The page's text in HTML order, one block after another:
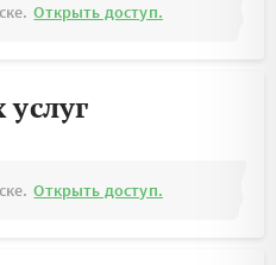
Открыть доступ.
Открыть доступ.